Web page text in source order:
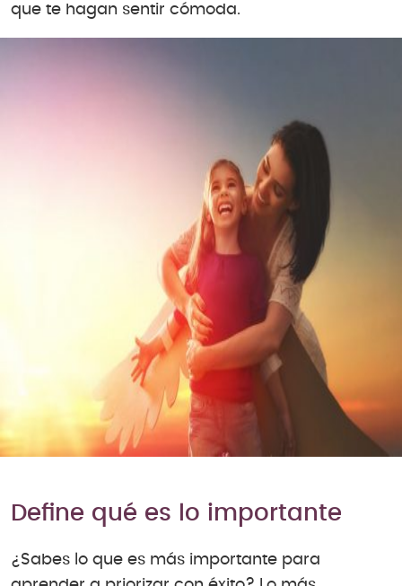
que te hagan sentir cómoda.
Define qué es lo importante
¿Sabes lo que es más importante para